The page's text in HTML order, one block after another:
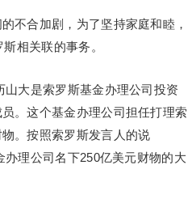
不合加剧，为了坚持家庭和睦，
相关联的事务。
大是索罗斯基金办理公司投资
。这个基金办理公司担任打理索
。按照索罗斯发言人的说
理公司名下250亿美元财物的大